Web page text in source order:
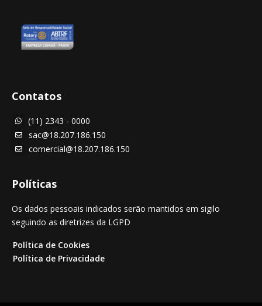
Contatos
 (11) 2343 - 0000
 sac@18.207.186.150
 comercial@18.207.186.150
Políticas
Os dados pessoais indicados serão mantidos em sigilo
seguindo as diretrizes da LGPD
Política de Cookies
Política de Privacidade